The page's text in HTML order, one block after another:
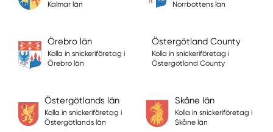
Kalmar län
Norrbottens län
Örebro län
Kolla in snickeriföretag i
Örebro län
Östergötland County
Kolla in snickeriföretag i
Östergötland County
Östergötlands län
Kolla in snickeriföretag i
Östergötlands län
Skåne län
Kolla in snickeriföretag i
Skåne län